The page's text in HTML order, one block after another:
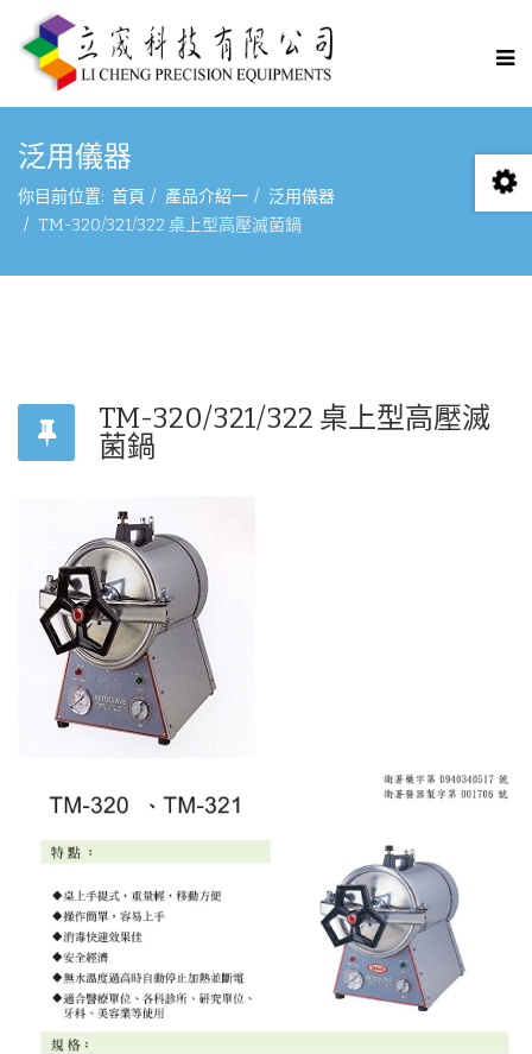
泛用儀器
你目前位置: 首頁 產品介紹一
泛用儀器
TM-320/321/322 桌上型高壓滅菌鍋
TM-320/321/322 桌上型高壓滅
菌鍋